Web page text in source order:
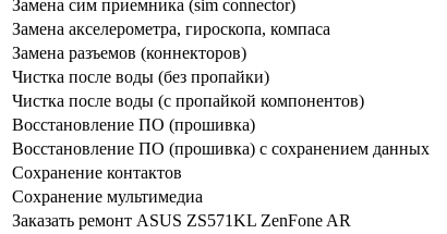
Замена сим приемника (sim connector)
Замена акселерометра, гироскопа, компаса
Замена разъемов (коннекторов)
Чистка после воды (без пропайки)
Чистка после воды (с пропайкой компонентов)
Восстановление ПО (прошивка)
Восстановление ПО (прошивка) с сохранением данных
Сохранение контактов
Сохранение мультимедиа
Заказать ремонт ASUS ZS571KL ZenFone AR